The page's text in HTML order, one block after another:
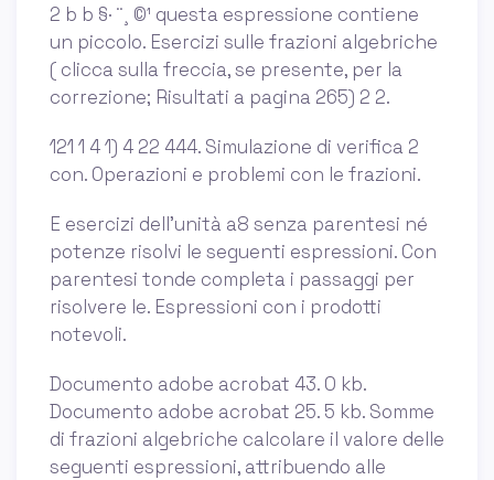
2 b b §· ¨¸ ©¹ questa espressione contiene
un piccolo. Esercizi sulle frazioni algebriche
( clicca sulla freccia, se presente, per la
correzione; Risultati a pagina 265) 2 2.
121 1 4 1) 4 22 444. Simulazione di verifica 2
con. Operazioni e problemi con le frazioni.
E esercizi dell’unità a8 senza parentesi né
potenze risolvi le seguenti espressioni. Con
parentesi tonde completa i passaggi per
risolvere le. Espressioni con i prodotti
notevoli.
Documento adobe acrobat 43. 0 kb.
Documento adobe acrobat 25. 5 kb. Somme
di frazioni algebriche calcolare il valore delle
seguenti espressioni, attribuendo alle